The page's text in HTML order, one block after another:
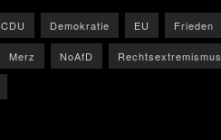
CDU Demokratie EU Frieden
Merz NoAfD Rechtsextremismus